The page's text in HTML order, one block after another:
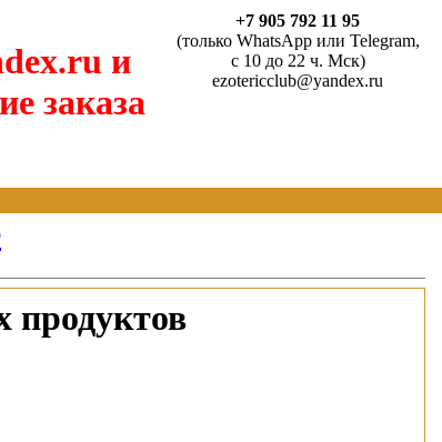
и
заказа
+7 905 792 11 95
(только WhatsApp или Telegram,
с 10 до 22 ч. Мск)
ezotericclub@yandex.ru
продуктов